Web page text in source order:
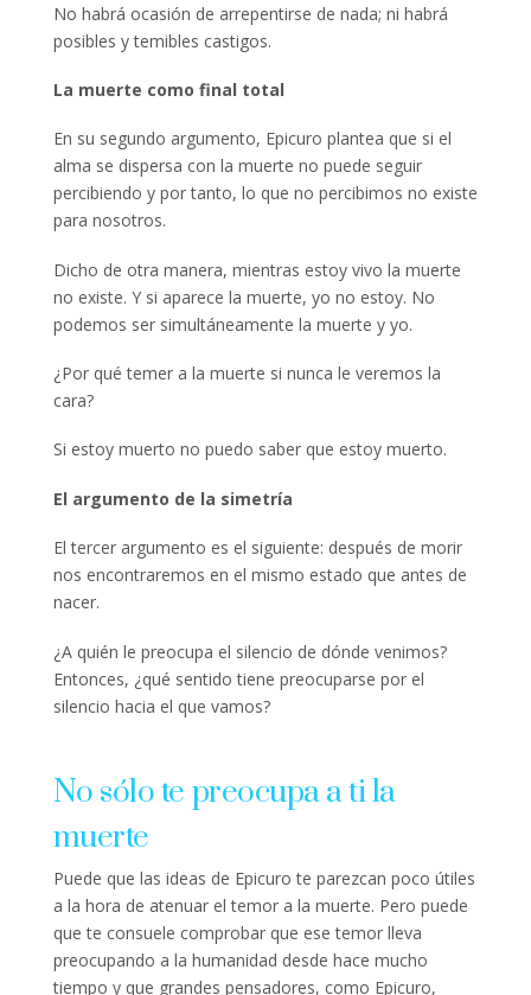
No habrá ocasión de arrepentirse de nada; ni habrá
posibles y temibles castigos.
La muerte como final total
En su segundo argumento, Epicuro plantea que si el
alma se dispersa con la muerte no puede seguir
percibiendo y por tanto, lo que no percibimos no existe
para nosotros.
Dicho de otra manera, mientras estoy vivo la muerte
no existe. Y si aparece la muerte, yo no estoy. No
podemos ser simultáneamente la muerte y yo.
¿Por qué temer a la muerte si nunca le veremos la
cara?
Si estoy muerto no puedo saber que estoy muerto.
El argumento de la simetría
El tercer argumento es el siguiente: después de morir
nos encontraremos en el mismo estado que antes de
nacer.
¿A quién le preocupa el silencio de dónde venimos?
Entonces, ¿qué sentido tiene preocuparse por el
silencio hacia el que vamos?
No sólo te preocupa a ti la
muerte
Puede que las ideas de Epicuro te parezcan poco útiles
a la hora de atenuar el temor a la muerte. Pero puede
que te consuele comprobar que ese temor lleva
preocupando a la humanidad desde hace mucho
tiempo y que grandes pensadores, como Epicuro,